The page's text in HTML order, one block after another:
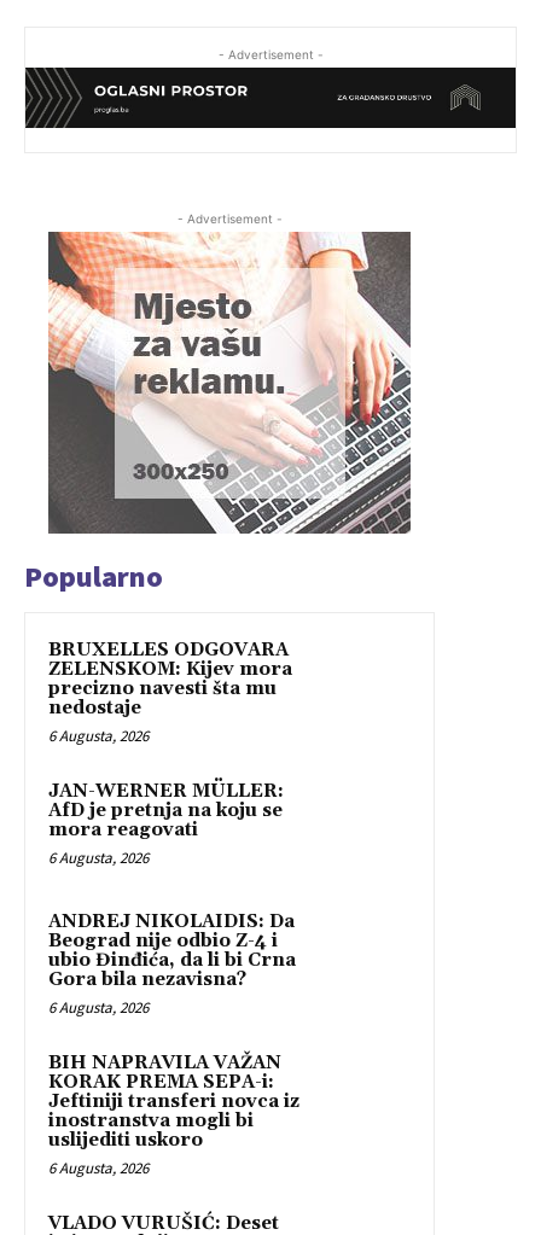
- Advertisement -
- Advertisement -
Popularno
BRUXELLES ODGOVARA
ZELENSKOM: Kijev mora
precizno navesti šta mu
nedostaje
6 Augusta, 2026
JAN-WERNER MÜLLER:
AfD je pretnja na koju se
mora reagovati
6 Augusta, 2026
ANDREJ NIKOLAIDIS: Da
Beograd nije odbio Z-4 i
ubio Đinđića, da li bi Crna
Gora bila nezavisna?
6 Augusta, 2026
BIH NAPRAVILA VAŽAN
KORAK PREMA SEPA-i:
Jeftiniji transferi novca iz
inostranstva mogli bi
uslijediti uskoro
6 Augusta, 2026
VLADO VURUŠIĆ: Deset